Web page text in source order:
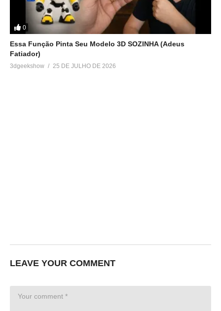
0
Essa Função Pinta Seu Modelo 3D SOZINHA (Adeus
Fatiador)
3dgeekshow 25 DE JULHO DE 2026
LEAVE YOUR COMMENT